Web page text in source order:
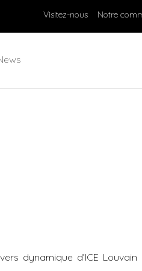
Visitez-nous Notre
dynamique d’ICE